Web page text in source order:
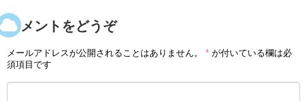
コメントをどうぞ
メールアドレスが公開されることはありません。 * が付いている欄は必
須項目です